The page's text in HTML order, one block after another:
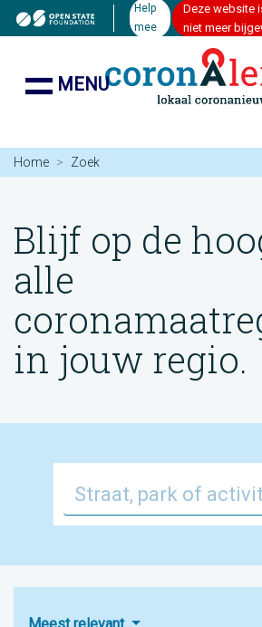
Help
mee
Deze website
niet meer
MENU
Home Zoek
Blijf op de
alle
in jouw regio.